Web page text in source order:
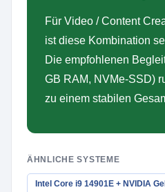
Für Video / Content
ist diese Kombination
Die empfohlenen
GB RAM, NVMe-SSD)
zu einem stabilen
ÄHNLICHE SYSTEME
Intel Core i9 14901E + NVIDIA